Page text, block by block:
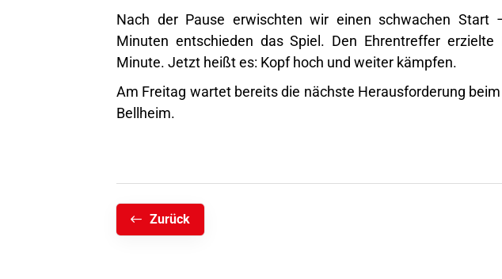
Nach der Pause erwischten wir einen schwachen Start
Minuten entschieden das Spiel. Den Ehrentreffer
Minute. Jetzt heißt es: Kopf hoch und weiter kämpfen.
Am Freitag wartet bereits die nächste Herausforderung
Bellheim.
Zurück